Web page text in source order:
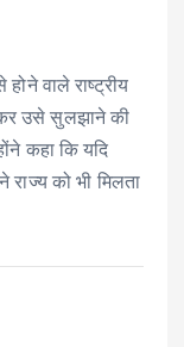
वाले राष्ट्रीय
उसे सुलझाने की
कहा कि यदि
राज्य को भी मिलता